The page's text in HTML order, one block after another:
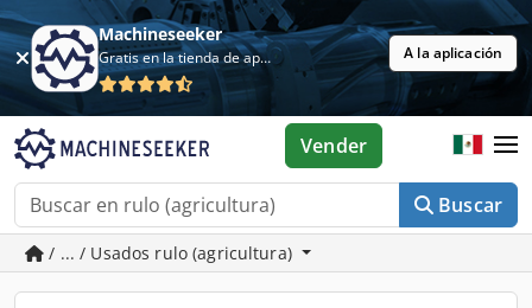
Machineseeker
Gratis en la tienda de aplicaciones A la aplicación
Buscar
Vender
/ ... / Usados rulo (agricultura)